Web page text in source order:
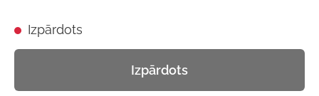
Izpārdots
Izpārdots